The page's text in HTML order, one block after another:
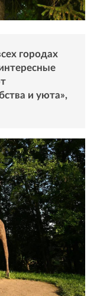
городах
и уюта»,